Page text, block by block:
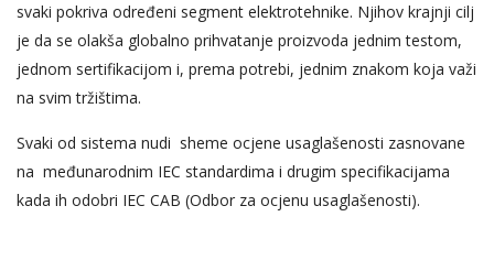
svaki pokriva određeni segment elektrotehnike. Njihov krajnji cilj
je da se olakša globalno prihvatanje proizvoda jednim testom,
jednom sertifikacijom i, prema potrebi, jednim znakom koja važi
na svim tržištima.
Svaki od sistema nudi sheme ocjene usaglašenosti zasnovane
na međunarodnim IEC standardima i drugim specifikacijama
kada ih odobri IEC CAB (Odbor za ocjenu usaglašenosti).